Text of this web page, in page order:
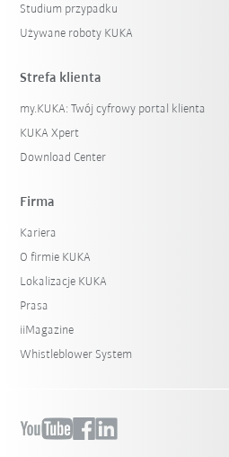
Studium przypadku
Używane roboty KUKA
Strefa klienta
my.KUKA: Twój cyfrowy portal klienta
KUKA Xpert
Download Center
Firma
Kariera
O firmie KUKA
Lokalizacje KUKA
Prasa
iiMagazine
Whistleblower System